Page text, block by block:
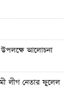
আলোচনা
লীগ নেতার ফুলেল